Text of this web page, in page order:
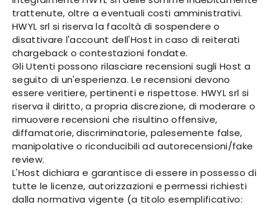
trattenute, oltre a eventuali costi amministrativi.
HWYL srl si riserva la facoltà di sospendere o
disattivare l'account dell'Host in caso di reiterati
chargeback o contestazioni fondate.
Gli Utenti possono rilasciare recensioni sugli Host a
seguito di un'esperienza. Le recensioni devono
essere veritiere, pertinenti e rispettose. HWYL srl si
riserva il diritto, a propria discrezione, di moderare o
rimuovere recensioni che risultino offensive,
diffamatorie, discriminatorie, palesemente false,
manipolative o riconducibili ad autorecensioni/fake
review.
L'Host dichiara e garantisce di essere in possesso di
tutte le licenze, autorizzazioni e permessi richiesti
dalla normativa vigente (a titolo esemplificativo: